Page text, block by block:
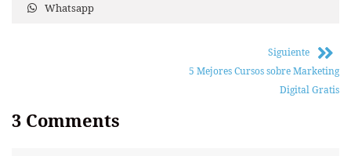
Whatsapp
Siguiente
5 Mejores Cursos sobre Marketing
Digital Gratis
3 Comments